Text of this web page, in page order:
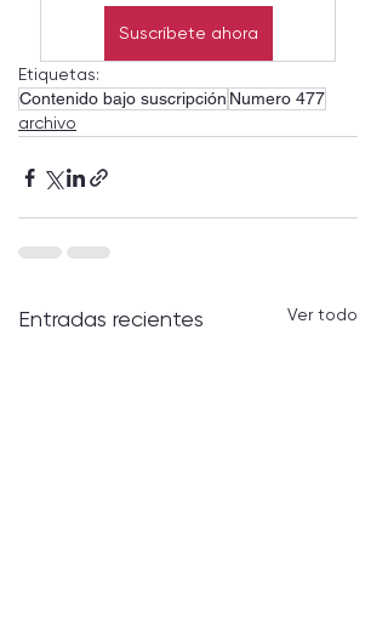
Suscríbete ahora
Etiquetas:
Contenido bajo suscripción Numero 477
archivo
Entradas recientes Ver todo